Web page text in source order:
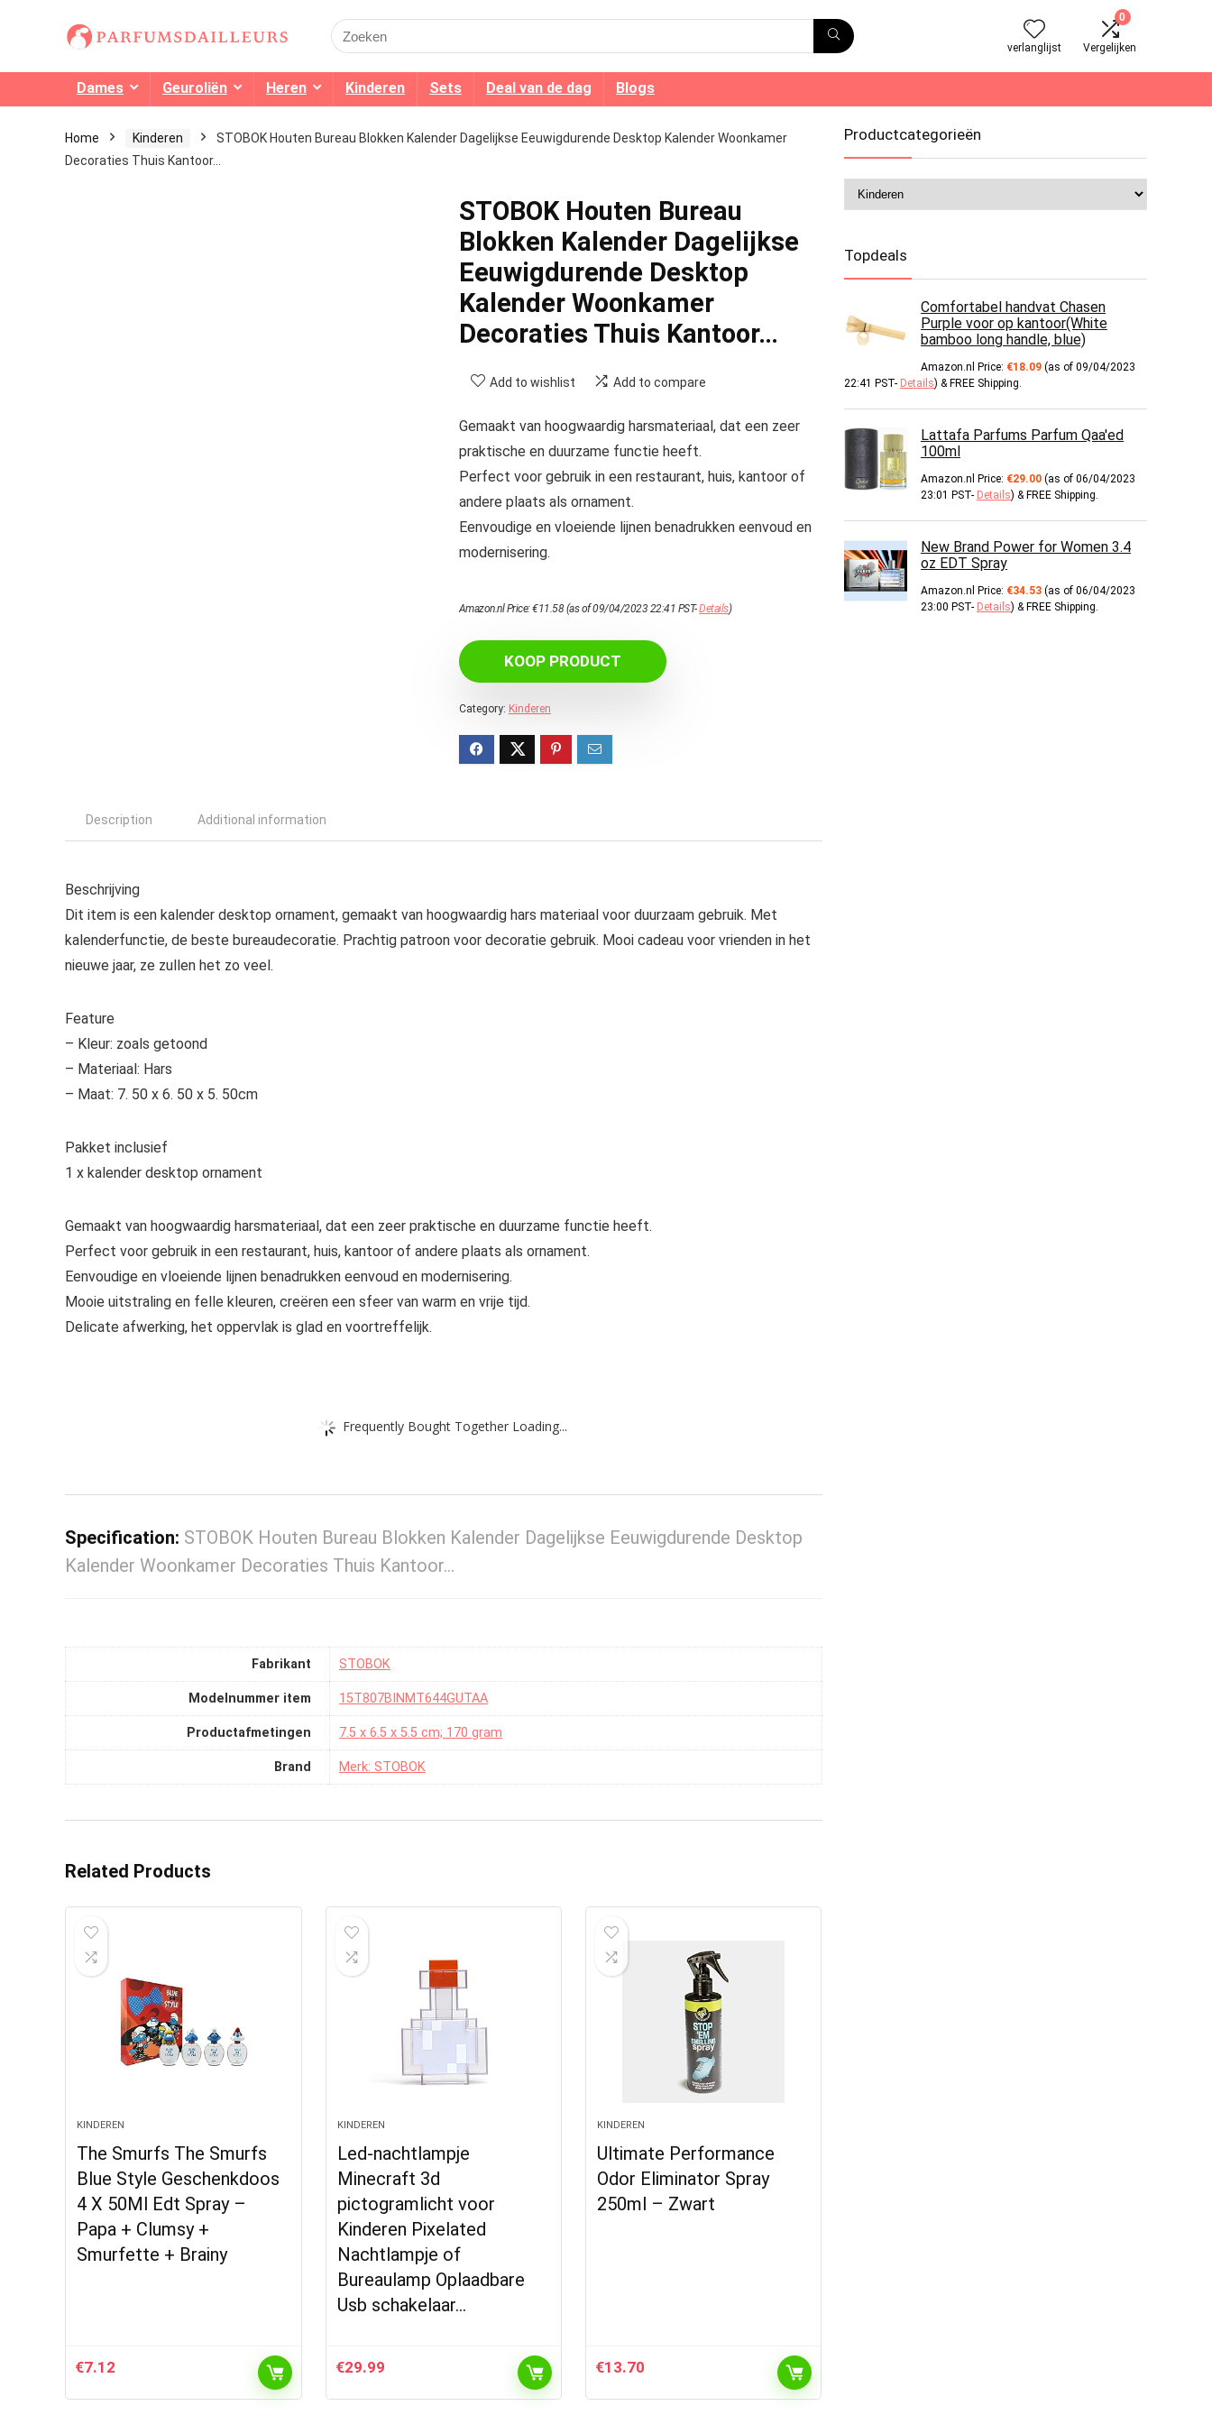
Search
for:
verlanglijst
0
Vergelijken
Dames Geuroliën Heren Kinderen Sets Deal van de dag Blogs
Home Kinderen
STOBOK Houten Bureau Blokken Kalender Dagelijkse Eeuwigdurende Desktop Kalender Woonkamer
Decoraties Thuis Kantoor…
STOBOK Houten Bureau
Blokken Kalender Dagelijkse
Eeuwigdurende Desktop
Kalender Woonkamer
Decoraties Thuis Kantoor…
Add to wishlist Add to compare
Gemaakt van hoogwaardig harsmateriaal, dat een zeer
praktische en duurzame functie heeft.
Perfect voor gebruik in een restaurant, huis, kantoor of
andere plaats als ornament.
Eenvoudige en vloeiende lijnen benadrukken eenvoud en
modernisering.
Amazon.nl Price:€11.58(as of 09/04/2023 22:41 PST-Details)
KOOP PRODUCT
Category: Kinderen
Description Additional information
Beschrijving
Dit item is een kalender desktop ornament, gemaakt van hoogwaardig hars materiaal voor duurzaam gebruik. Met
kalenderfunctie, de beste bureaudecoratie. Prachtig patroon voor decoratie gebruik. Mooi cadeau voor vrienden in het
nieuwe jaar, ze zullen het zo veel.
Feature
– Kleur: zoals getoond
– Materiaal: Hars
– Maat: 7. 50 x 6. 50 x 5. 50cm
Pakket inclusief
1 x kalender desktop ornament
Gemaakt van hoogwaardig harsmateriaal, dat een zeer praktische en duurzame functie heeft.
Perfect voor gebruik in een restaurant, huis, kantoor of andere plaats als ornament.
Eenvoudige en vloeiende lijnen benadrukken eenvoud en modernisering.
Mooie uitstraling en felle kleuren, creëren een sfeer van warm en vrije tijd.
Delicate afwerking, het oppervlak is glad en voortreffelijk.
Frequently Bought Together Loading...
Specification: STOBOK Houten Bureau Blokken Kalender Dagelijkse Eeuwigdurende Desktop
Kalender Woonkamer Decoraties Thuis Kantoor…
Fabrikant ‎STOBOK
Modelnummer item ‎15T807BINMT644GUTAA
Productafmetingen ‎7.5 x 6.5 x 5.5 cm; 170 gram
Brand Merk: STOBOK
Related Products
KINDEREN
The Smurfs The Smurfs
Blue Style Geschenkdoos
4 X 50Ml Edt Spray –
Papa + Clumsy +
Smurfette + Brainy
€7.12
KINDEREN
Led-nachtlampje
Minecraft 3d
pictogramlicht voor
Kinderen Pixelated
Nachtlampje of
Bureaulamp Oplaadbare
Usb schakelaar…
€29.99
KINDEREN
Ultimate Performance
Odor Eliminator Spray
250ml – Zwart
€13.70
Productcategorieën
Topdeals
Comfortabel handvat Chasen
Purple voor op kantoor(White
bamboo long handle, blue)
Amazon.nl Price: €18.09 (as of 09/04/2023
22:41 PST- Details) & FREE Shipping.
Lattafa Parfums Parfum Qaa'ed
100ml
Amazon.nl Price: €29.00 (as of 06/04/2023
23:01 PST- Details) & FREE Shipping.
New Brand Power for Women 3.4
oz EDT Spray
Amazon.nl Price: €34.53 (as of 06/04/2023
23:00 PST- Details) & FREE Shipping.